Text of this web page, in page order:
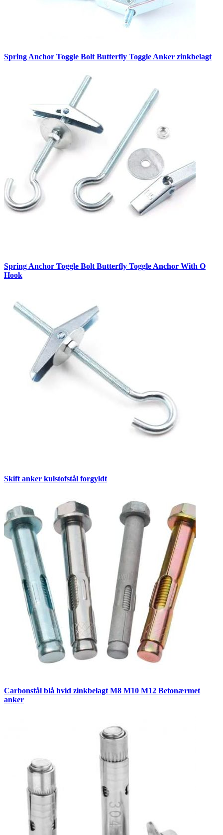
Spring Anchor Toggle Bolt Butterfly Toggle Anker zinkbelagt
Spring Anchor Toggle Bolt Butterfly Toggle Anchor With O
Hook
Skift anker kulstofstål forgyldt
Carbonstål blå hvid zinkbelagt M8 M10 M12 Betonærmet
anker